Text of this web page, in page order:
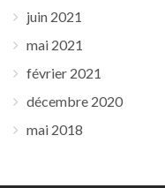
juin 2021
mai 2021
février 2021
décembre 2020
mai 2018